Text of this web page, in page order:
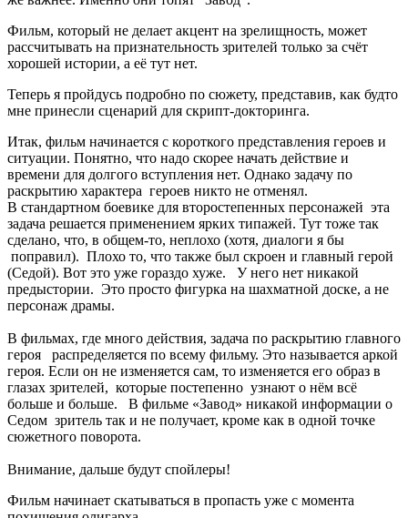
Фильм, который не делает акцент на зрелищность, может
рассчитывать на признательность зрителей только за счёт
хорошей истории, а её тут нет.
Теперь я пройдусь подробно по сюжету, представив, как будто
мне принесли сценарий для скрипт-докторинга.
Итак, фильм начинается с короткого представления героев и
ситуации. Понятно, что надо скорее начать действие и
времени для долгого вступления нет. Однако задачу по
раскрытию характера героев никто не отменял.
В стандартном боевике для второстепенных персонажей эта
задача решается применением ярких типажей. Тут тоже так
сделано, что, в общем-то, неплохо (хотя, диалоги я бы
поправил). Плохо то, что также был скроен и главный герой
(Седой). Вот это уже гораздо хуже. У него нет никакой
предыстории. Это просто фигурка на шахматной доске, а не
персонаж драмы.
В фильмах, где много действия, задача по раскрытию главного
героя распределяется по всему фильму. Это называется аркой
героя. Если он не изменяется сам, то изменяется его образ в
глазах зрителей, которые постепенно узнают о нём всё
больше и больше. В фильме «Завод» никакой информации о
Седом зритель так и не получает, кроме как в одной точке
сюжетного поворота.
Внимание, дальше будут спойлеры!
Фильм начинает скатываться в пропасть уже с момента